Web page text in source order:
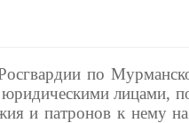
по
юридическими лицами,
и патронов к нему